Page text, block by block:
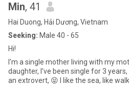
Min, 41
Hai Duong, Hải Dương, Vietnam
Seeking: Male 40 - 65
Hi!
I'm a single mother living with my
daughter, I've been single for 3
an extrovert, 😝 I like the sea, like